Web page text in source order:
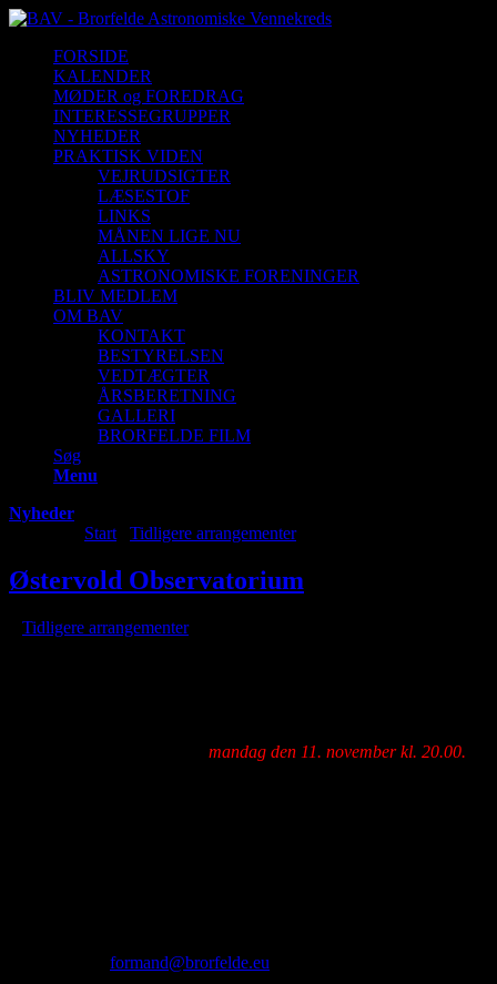
FORSIDE
KALENDER
MØDER og FOREDRAG
INTERESSEGRUPPER
NYHEDER
PRAKTISK VIDEN
VEJRUDSIGTER
LÆSESTOF
LINKS
MÅNEN LIGE NU
ALLSKY
ASTRONOMISKE FORENINGER
BLIV MEDLEM
OM BAV
KONTAKT
BESTYRELSEN
VEDTÆGTER
ÅRSBERETNING
GALLERI
BRORFELDE FILM
Søg
Menu
Nyheder
Start Tidligere arrangementer
Østervold Observatorium
Tidligere arrangementer
mandag den 11. november kl. 20.00.
formand@brorfelde.eu